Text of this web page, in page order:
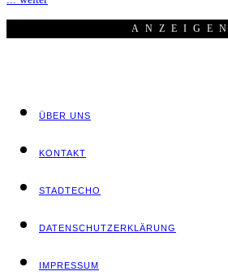
ANZEI­GEN
ÜBER UNS
KON­TAKT
STADT­ECHO
DATEN­SCHUTZ­ER­KLÄ­RUNG
IMPRES­SUM